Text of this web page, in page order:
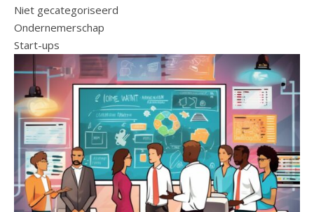
Niet gecategoriseerd
Ondernemerschap
Start-ups